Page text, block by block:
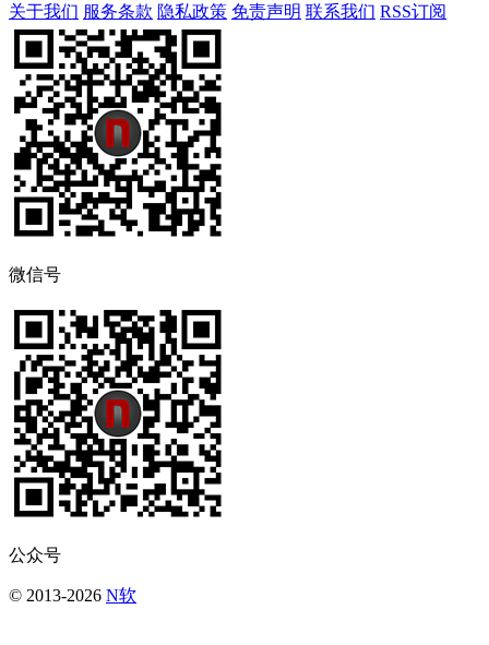
关于我们 服务条款 隐私政策 免责声明 联系我们 RSS订阅
微信号
公众号
© 2013-2026 N软